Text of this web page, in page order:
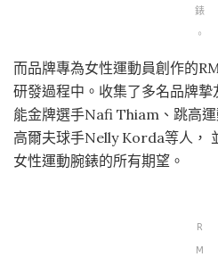
錶
。
而品牌專為女性運動員創作的
研發過程中。收集了多名品牌
能金牌選手Nafi Thiam、跳高
高爾夫球手Nelly Korda等人，
女性運動腕錶的所有期望。
R
M